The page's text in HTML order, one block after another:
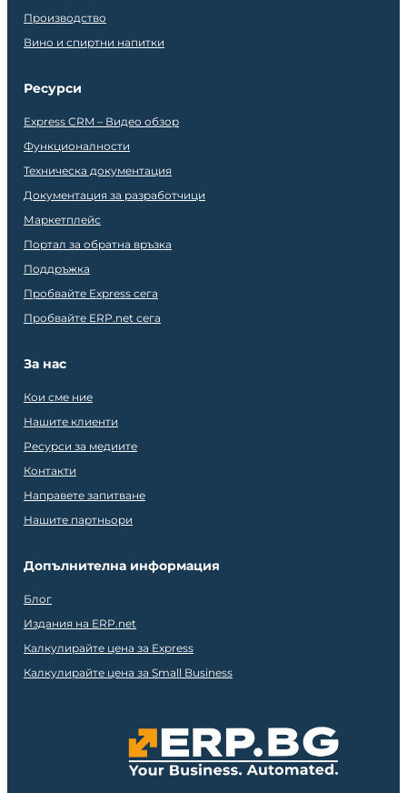
Производство
Вино и спиртни напитки
Ресурси
Express CRM – Видео обзор
Функционалности
Техническа документация
Документация за разработчици
Маркетплейс
Портал за обратна връзка
Поддръжка
Пробвайте Express сега
Пробвайте ERP.net сега
За нас
Кои сме ние
Нашите клиенти
Ресурси за медиите
Контакти
Направете запитване
Нашите партньори
Допълнителна информация
Блог
Издания на ERP.net
Калкулирайте цена за Express
Калкулирайте цена за Small Business